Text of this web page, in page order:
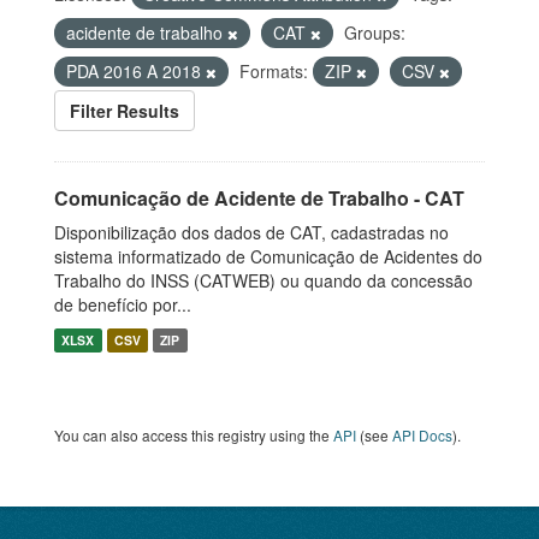
acidente de trabalho
CAT
Groups:
PDA 2016 A 2018
Formats: ZIP
CSV
Filter Results
Comunicação de Acidente de Trabalho - CAT
Disponibilização dos dados de CAT, cadastradas no
sistema informatizado de Comunicação de Acidentes do
Trabalho do INSS (CATWEB) ou quando da concessão
de benefício por...
XLSX CSV ZIP
You can also access this registry using the API (see API Docs).